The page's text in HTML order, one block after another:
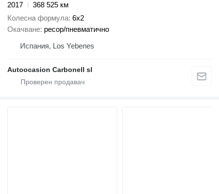
2017
368 525 км
Колесна формула 6x2
Окачване ресор/пневматично
Испания, Los Yebenes
Autoocasion Carbonell sl